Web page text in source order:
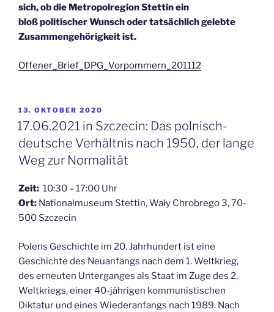
sich, ob die Metropolregion Stettin ein
bloß politischer Wunsch oder tatsächlich gelebte
Zusammengehörigkeit ist.
Offener_Brief_DPG_Vorpommern_201112
VERÖFFENTLICHT
AM
13. OKTOBER 2020
17.06.2021 in Szczecin: Das polnisch-
deutsche Verhältnis nach 1950, der lange
Weg zur Normalität
Zeit: 10:30 – 17:00 Uhr
Ort: Nationalmuseum Stettin, Wały Chrobrego 3, 70-
500 Szczecin
Polens Geschichte im 20. Jahrhundert ist eine
Geschichte des Neuanfangs nach dem 1. Weltkrieg,
des erneuten Unterganges als Staat im Zuge des 2.
Weltkriegs, einer 40-jährigen kommunistischen
Diktatur und eines Wiederanfangs nach 1989. Nach